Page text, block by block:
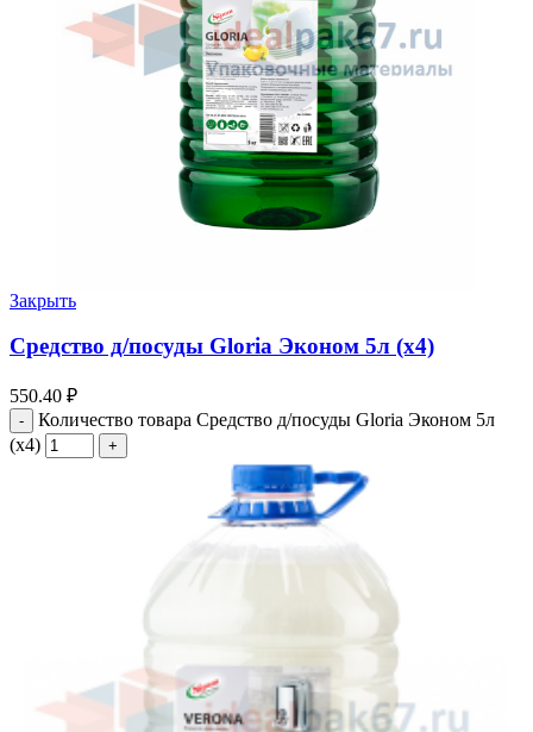
Закрыть
Средство д/посуды Gloria Эконом 5л (х4)
550.40 ₽
Количество товара Средство д/посуды Gloria Эконом 5л
(х4)